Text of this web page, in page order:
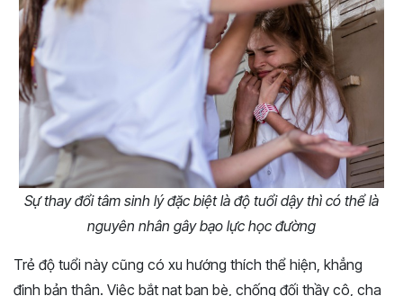
Sự thay đổi tâm sinh lý đặc biệt là độ tuổi dậy thì có thể là
nguyên nhân gây bạo lực học đường
Trẻ độ tuổi này cũng có xu hướng thích thể hiện, khẳng
định bản thân. Việc bắt nạt bạn bè, chống đối thầy cô, cha